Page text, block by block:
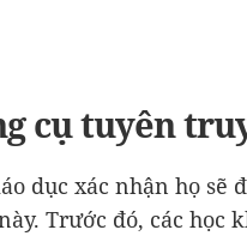
cụ tuyên
dục xác nhận họ sẽ
Trước đó, các học